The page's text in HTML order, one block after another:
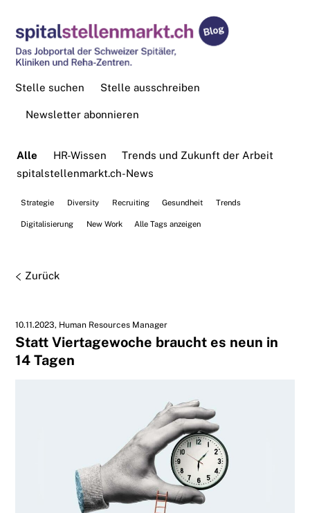
Stelle ausschreiben
Stelle suchen
Newsletter abonnieren
Alle HR-Wissen
Trends und Zukunft der Arbeit
spitalstellenmarkt.ch-News
Strategie Diversity Recruiting Gesundheit Trends
Digitalisierung New Work Alle Tags anzeigen
Zurück
10.11.2023 Human Resources Manager
Statt Viertagewoche braucht es neun in
14 Tagen